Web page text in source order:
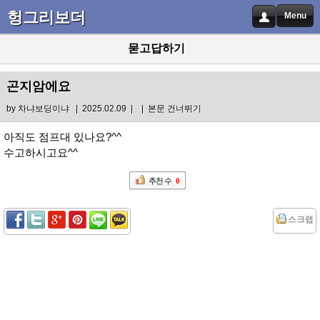
헝그리보더 Menu
묻고답하기
곤지암에요
by 차냐보딩이냐| 2025.02.09 | | 본문 건너뛰기
아직도 점프대 있나요?^^
수고하시고요^^
추천 수 0
스크랩